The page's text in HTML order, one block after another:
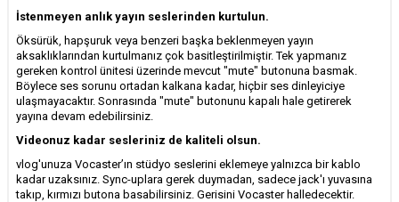
İstenmeyen anlık yayın seslerinden kurtulun.
Öksürük, hapşuruk veya benzeri başka beklenmeyen yayın
aksaklıklarından kurtulmanız çok basitleştirilmiştir. Tek yapmanız
gereken kontrol ünitesi üzerinde mevcut "mute" butonuna basmak.
Böylece ses sorunu ortadan kalkana kadar, hiçbir ses dinleyiciye
ulaşmayacaktır. Sonrasında "mute" butonunu kapalı hale getirerek
yayına devam edebilirsiniz.
Videonuz kadar sesleriniz de kaliteli olsun.
vlog'unuza Vocaster’ın stüdyo seslerini eklemeye yalnızca bir kablo
kadar uzaksınız. Sync-uplara gerek duymadan, sadece jack'ı yuvasına
takıp, kırmızı butona basabilirsiniz. Gerisini Vocaster halledecektir.